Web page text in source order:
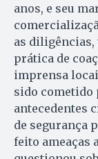
anos, e seu
as diligências,
prática de
imprensa
sido cometido
antecedentes
de segurança
feito ameaças